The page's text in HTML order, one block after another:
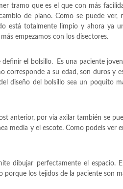
tramo que es el que con más
de plano. Como se puede ver,
está totalmente limpio y ahora ya
empezamos con los disectores.
definir el bolsillo. Es una paciente
corresponde a su edad, son duros y
diseño del bolsillo sea un poquito
anterior, por via axilar también se
media y el escote. Como podeis ver
dibujar perfectamente el espacio.
porque los tejidos de la paciente son